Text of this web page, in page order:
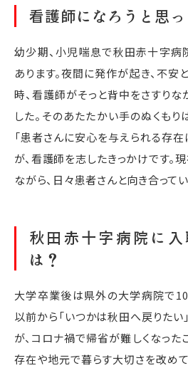
看護師になろうと思
幼少期、小児喘息で秋田赤十字病
あります。夜間に発作が起き、不安
時、看護師がそっと背中をさすりな
した。そのあたたかい手のぬくもり
「患者さんに安心を与えられる存在
が、看護師を志したきっかけです。
ながら、日々患者さんと向き合ってい
秋田赤十字病院に
は？
大学卒業後は県外の大学病院で10
以前から「いつかは秋田へ戻りたい
が、コロナ禍で帰省が難しくなった
存在や地元で暮らす大切さを改め